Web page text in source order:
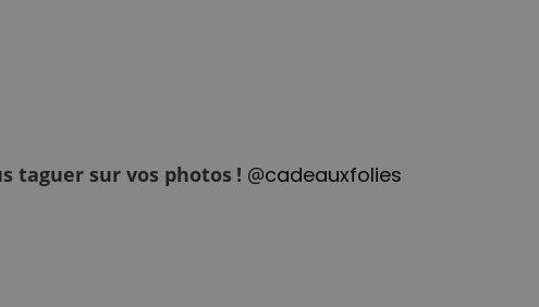
taguer sur vos photos ! @cadeauxfolies